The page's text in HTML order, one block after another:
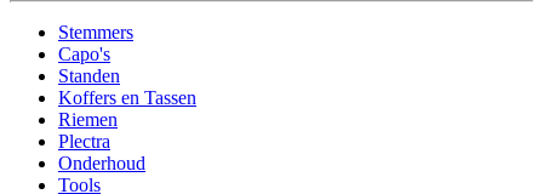
Stemmers
Capo's
Standen
Koffers en Tassen
Riemen
Plectra
Onderhoud
Tools